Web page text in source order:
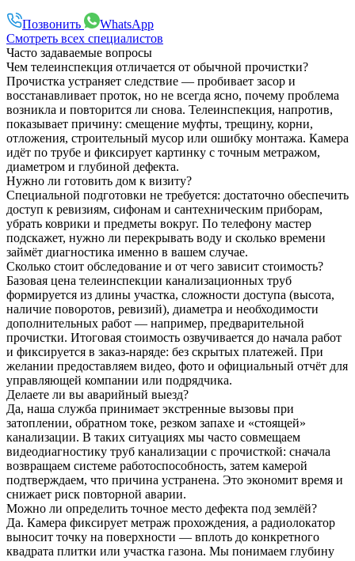
Позвонить
WhatsApp
Смотреть всех специалистов
Часто задаваемые вопросы
Чем телеинспекция отличается от обычной прочистки?
Прочистка устраняет следствие — пробивает засор и
восстанавливает проток, но не всегда ясно, почему проблема
возникла и повторится ли снова. Телеинспекция, напротив,
показывает причину: смещение муфты, трещину, корни,
отложения, строительный мусор или ошибку монтажа. Камера
идёт по трубе и фиксирует картинку с точным метражом,
диаметром и глубиной дефекта.
Нужно ли готовить дом к визиту?
Специальной подготовки не требуется: достаточно обеспечить
доступ к ревизиям, сифонам и сантехническим приборам,
убрать коврики и предметы вокруг. По телефону мастер
подскажет, нужно ли перекрывать воду и сколько времени
займёт диагностика именно в вашем случае.
Сколько стоит обследование и от чего зависит стоимость?
Базовая цена телеинспекции канализационных труб
формируется из длины участка, сложности доступа (высота,
наличие поворотов, ревизий), диаметра и необходимости
дополнительных работ — например, предварительной
прочистки. Итоговая стоимость озвучивается до начала работ
и фиксируется в заказ-наряде: без скрытых платежей. При
желании предоставляем видео, фото и официальный отчёт для
управляющей компании или подрядчика.
Делаете ли вы аварийный выезд?
Да, наша служба принимает экстренные вызовы при
затоплении, обратном токе, резком запахе и «стоящей»
канализации. В таких ситуациях мы часто совмещаем
видеодиагностику труб канализации с прочисткой: сначала
возвращаем системе работоспособность, затем камерой
подтверждаем, что причина устранена. Это экономит время и
снижает риск повторной аварии.
Можно ли определить точное место дефекта под землёй?
Да. Камера фиксирует метраж прохождения, а радиолокатор
выносит точку на поверхности — вплоть до конкретного
квадрата плитки или участка газона. Мы понимаем глубину